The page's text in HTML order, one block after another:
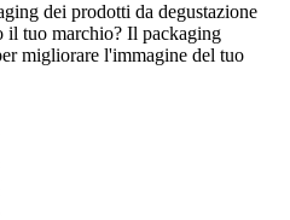
dei prodotti da degustazione
il tuo marchio? Il packaging
migliorare l'immagine del tuo